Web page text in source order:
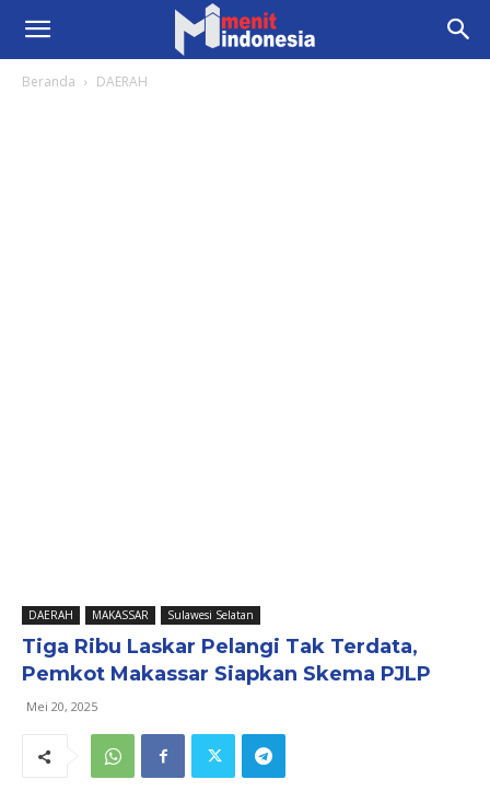
Beranda DAERAH
DAERAH MAKASSAR Sulawesi Selatan
Tiga Ribu Laskar Pelangi Tak Terdata,
Pemkot Makassar Siapkan Skema PJLP
Mei 20, 2025